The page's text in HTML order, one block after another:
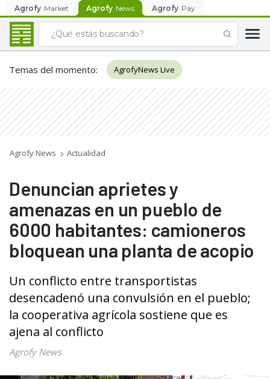
Agrofy Market Agrofy News Agrofy Pay
Temas del momento: AgrofyNews Live
Agrofy News Actualidad
Denuncian aprietes y
amenazas en un pueblo de
6000 habitantes: camioneros
bloquean una planta de acopio
Un conflicto entre transportistas
desencadenó una convulsión en el pueblo;
la cooperativa agrícola sostiene que es
ajena al conflicto
Agrofy News